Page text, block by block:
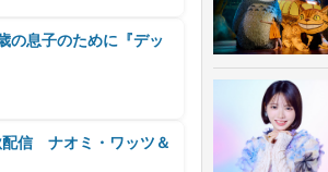
の息子のために『デッ
配信 ナオミ・ワッツ＆